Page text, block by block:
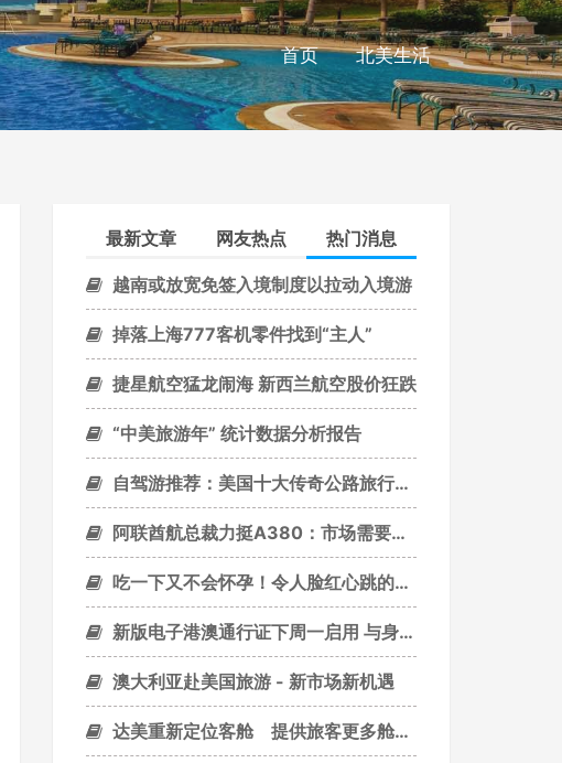
首页 北美生活
最新文章 网友热点 热门消息
越南或放宽免签入境制度以拉动入境游
掉落上海777客机零件找到“主人”
捷星航空猛龙闹海 新西兰航空股价狂跌
“中美旅游年” 统计数据分析报告
自驾游推荐：美国十大传奇公路旅行路线
阿联酋航总裁力挺A380：市场需要巨无霸客机
吃一下又不会怀孕！令人脸红心跳的曼谷“避孕套”餐厅
新版电子港澳通行证下周一启用 与身份证大小相当
澳大利亚赴美国旅游 - 新市场新机遇
达美重新定位客舱 提供旅客更多舱等选择！